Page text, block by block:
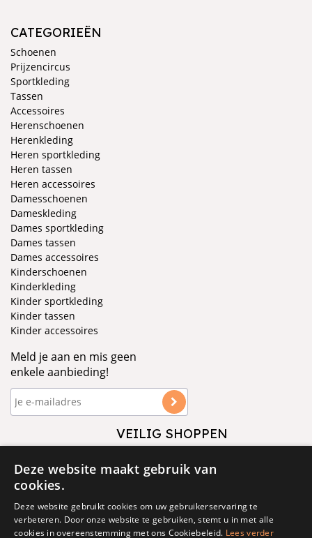
CATEGORIEËN
Schoenen
Prijzencircus
Sportkleding
Tassen
Accessoires
Herenschoenen
Herenkleding
Heren sportkleding
Heren tassen
Heren accessoires
Damesschoenen
Dameskleding
Dames sportkleding
Dames tassen
Dames accessoires
Kinderschoenen
Kinderkleding
Kinder sportkleding
Kinder tassen
Kinder accessoires
Meld je aan en mis geen
enkele aanbieding!
VEILIG SHOPPEN
Deze website maakt gebruik van
cookies.
Deze website gebruikt cookies om uw gebruikerservaring te
verbeteren. Door onze website te gebruiken, stemt u in met alle
cookies in overeenstemming met ons Cookiebeleid. Lees verder